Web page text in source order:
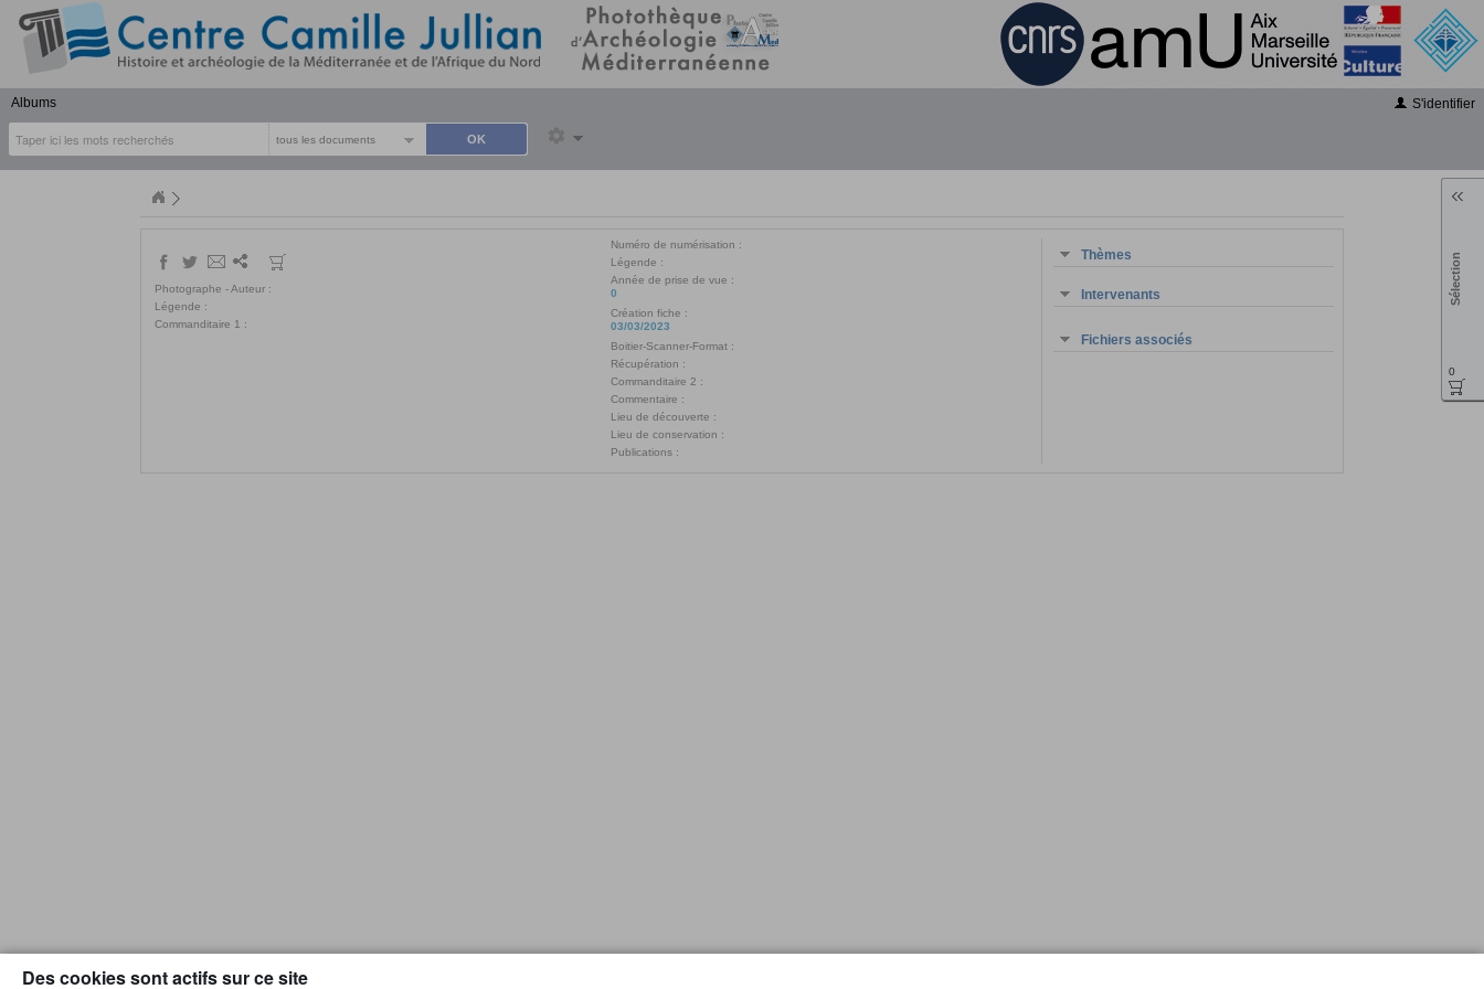
Albums S'identifier
tous les documents
Photographe - Auteur :
Légende :
Commanditaire 1 :
Numéro de numérisation :
Légende :
Année de prise de vue :
0
Création fiche :
03/03/2023
Boitier-Scanner-Format :
Récupération :
Commanditaire 2 :
Commentaire :
Lieu de découverte :
Lieu de conservation :
Publications :
Thèmes
Intervenants
Fichiers associés
Sélection
0
Des cookies sont actifs sur ce site